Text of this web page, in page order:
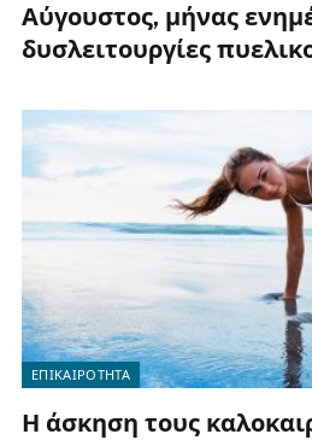
Αύγουστος, μήνας
δυσλειτουργίες
ΕΠΙΚΑΙΡΟΤΗΤΑ
Η άσκηση τους